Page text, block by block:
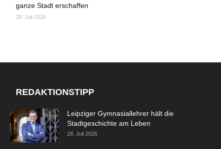
ganze Stadt erschaffen
28. Juli 2026
REDAKTIONSTIPP
Leipziger Gymnasiallehrer hält die
Stadtgeschichte am Leben
28. Juli 2026